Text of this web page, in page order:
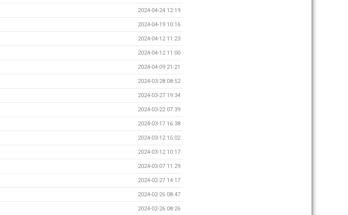
2024-04-24 12:19
2024-04-19 10:16
2024-04-12 11:23
2024-04-12 11:00
2024-04-09 21:21
2024-03-28 08:52
2024-03-27 19:34
2024-03-22 07:39
2024-03-17 16:38
2024-03-12 15:02
2024-03-12 10:17
2024-03-07 11:29
2024-02-27 14:17
2024-02-26 08:47
2024-02-26 08:26